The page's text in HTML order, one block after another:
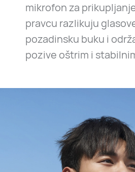
mikrofon za
pravcu razlikuju
pozadinsku buku i
pozive oštrim i